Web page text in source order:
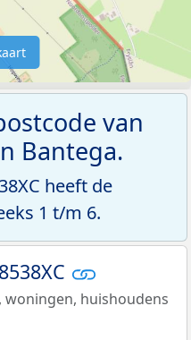
van
Bantega.
heeft de
1 t/m 6.
woningen, huishoudens